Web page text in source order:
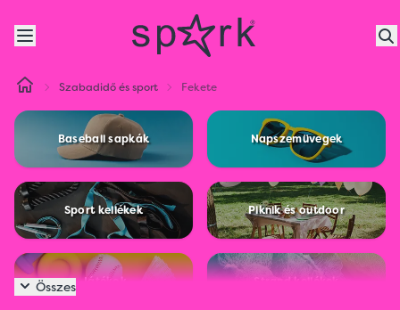
Szabadidő és sport Fekete
Baseball sapkák Napszemüvegek
Sport kellékek Piknik és outdoor
Játékok Strand kellékek
Összes